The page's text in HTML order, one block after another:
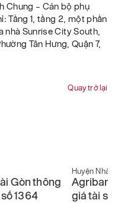
Chung – Cán bộ phụ
Tầng 1, tầng 2, một phần
nhà Sunrise City South,
Tân Hưng, Quận 7,
Quay trở lại
Gòn thông
1364
Huyện Nhà Bè
Agribank
giá tài